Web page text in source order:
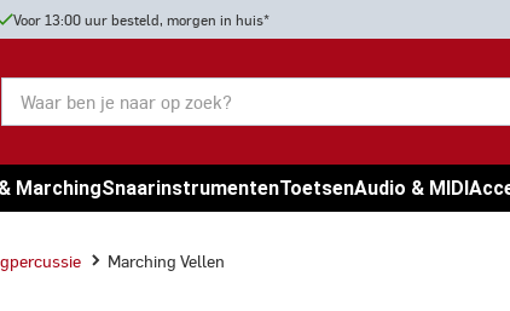
Voor 13:00 uur besteld, morgen in huis*
MarchingSnaarinstrumentenToetsenAudio & MIDI
Marching Vellen